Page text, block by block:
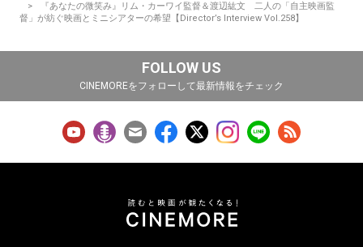
『あなたの微笑み』リム・カーワイ監督＆渡辺紘文 二人の「自主映画監
督」が紡ぐ映画とミニシアターの希望【Director’s Interview Vol.258】
FOLLOW US
CINEMOREをフォローして最新情報をチェック